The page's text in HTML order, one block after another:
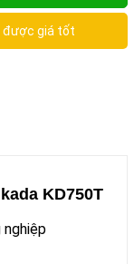
được giá tốt
KD750T